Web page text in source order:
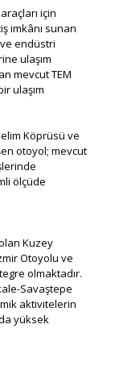
için
imkânı sunan
endüstri
ulaşım
mevcut TEM
ulaşım
Köprüsü ve
otoyol; mevcut
ölçüde
Kuzey
Otoyolu ve
olmaktadır.
Savaştepe
aktivitelerin
yüksek